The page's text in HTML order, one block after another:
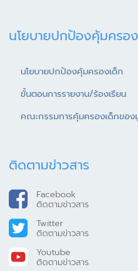
นโยบายปกป้องคุ้มครอ
นโยบายปกป้องคุ้มครองเด็ก
ขั้นตอนการรายงาน/ร้องเรียน
คณะกรรมการคุ้มครองเด็กของ
ติดตามข่าวสาร
Facebook
ติดตามข่าวสาร
Twitter
ติดตามข่าวสาร
Youtube
ติดตามข่าวสาร